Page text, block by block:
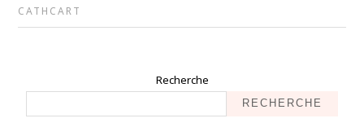
CATHCART
Recherche
RECHERCHE